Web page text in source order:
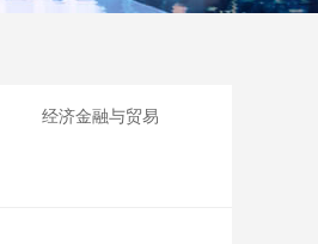
经济金融与贸易